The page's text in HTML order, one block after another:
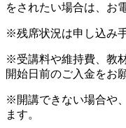
をされたい場合は、お
※残席状況は申し込み
※受講料や維持費、教
開始日前のご入金をお
※開講できない場合や
ます。